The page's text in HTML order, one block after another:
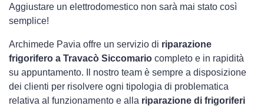
Aggiustare un elettrodomestico non sarà mai stato così
semplice!
Archimede Pavia offre un servizio di riparazione
frigorifero a Travacò Siccomario completo e in rapidità
su appuntamento. Il nostro team è sempre a disposizione
dei clienti per risolvere ogni tipologia di problematica
relativa al funzionamento e alla riparazione di frigoriferi